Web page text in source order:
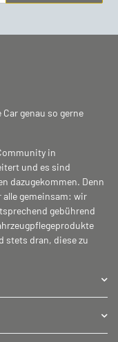
genau so gerne
in
und es sind
dazugekommen. Denn
alle gemeinsam: wir
gebührend
stets dran, diese zu